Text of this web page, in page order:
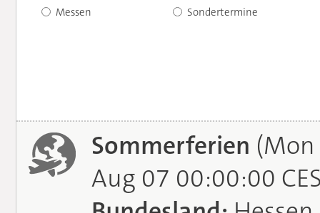
Messen
Sondertermine
Sommerferien (Mon
Aug 07 00:00:00